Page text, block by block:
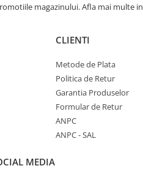
magazinului. Afla mai multe in
CLIENTI
Metode de Plata
Politica de Retur
Garantia Produselor
Formular de Retur
ANPC
ANPC - SAL
MEDIA